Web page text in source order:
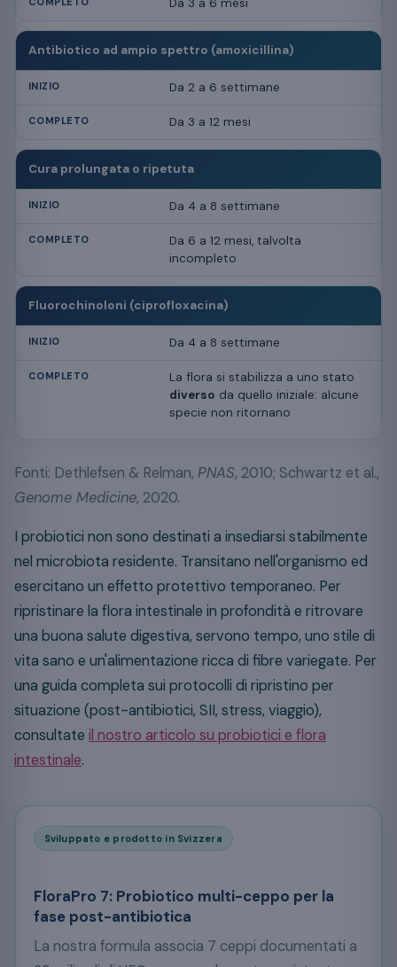
Antibiotico ad ampio spettro (amoxicillina)
Da 2 a 6 settimane
Da 3 a 12 mesi
Cura prolungata o ripetuta
Da 4 a 8 settimane
Da 6 a 12 mesi, talvolta
incompleto
Fluorochinoloni (ciprofloxacina)
Da 4 a 8 settimane
La flora si stabilizza a uno stato
diverso da quello iniziale: alcune
specie non ritornano
Fonti: Dethlefsen & Relman, PNAS, 2010; Schwartz et al.,
Genome Medicine, 2020.
I probiotici non sono destinati a insediarsi stabilmente
nel microbiota residente. Transitano nell'organismo ed
esercitano un effetto protettivo temporaneo. Per
ripristinare la flora intestinale in profondità e ritrovare
una buona salute digestiva, servono tempo, uno stile di
vita sano e un'alimentazione ricca di fibre variegate. Per
una guida completa sui protocolli di ripristino per
situazione (post-antibiotici, SII, stress, viaggio),
consultate il nostro articolo su probiotici e flora
intestinale.
Sviluppato e prodotto in Svizzera
FloraPro 7: Probiotico multi-ceppo per la
fase post-antibiotica
La nostra formula associa 7 ceppi documentati a